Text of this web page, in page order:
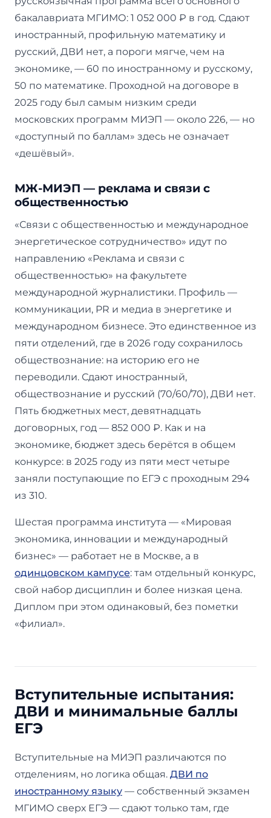
бакалавриата МГИМО: 1 052 000 ₽ в год. Сдают
иностранный, профильную математику и
русский, ДВИ нет, а пороги мягче, чем на
экономике, — 60 по иностранному и русскому,
50 по математике. Проходной на договоре в
2025 году был самым низким среди
московских программ МИЭП — около 226, — но
«доступный по баллам» здесь не означает
«дешёвый».
МЖ-МИЭП — реклама и связи с
общественностью
«Связи с общественностью и международное
энергетическое сотрудничество» идут по
направлению «Реклама и связи с
общественностью» на факультете
международной журналистики. Профиль —
коммуникации, PR и медиа в энергетике и
международном бизнесе. Это единственное из
пяти отделений, где в 2026 году сохранилось
обществознание: на историю его не
переводили. Сдают иностранный,
обществознание и русский (70/60/70), ДВИ нет.
Пять бюджетных мест, девятнадцать
договорных, год — 852 000 ₽. Как и на
экономике, бюджет здесь берётся в общем
конкурсе: в 2025 году из пяти мест четыре
заняли поступающие по ЕГЭ с проходным 294
из 310.
Шестая программа института — «Мировая
экономика, инновации и международный
бизнес» — работает не в Москве, а в
одинцовском кампусе: там отдельный конкурс,
свой набор дисциплин и более низкая цена.
Диплом при этом одинаковый, без пометки
«филиал».
Вступительные испытания:
ДВИ и минимальные баллы
ЕГЭ
Вступительные на МИЭП различаются по
отделениям, но логика общая. ДВИ по
иностранному языку — собственный экзамен
МГИМО сверх ЕГЭ — сдают только там, где